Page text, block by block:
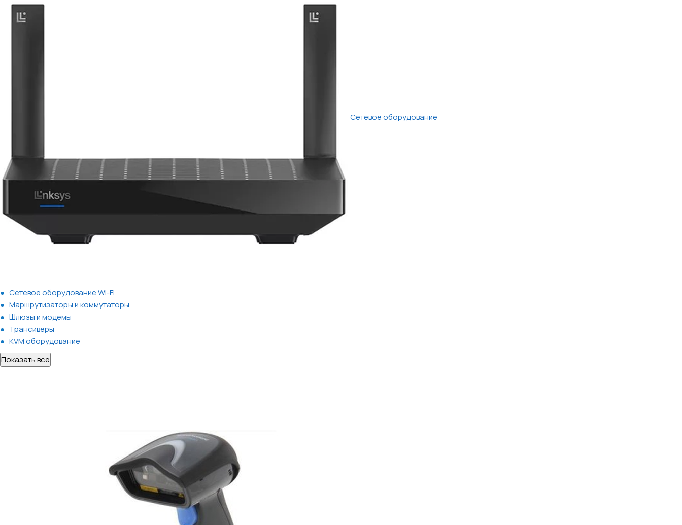
Сетевое оборудование
Сетевое оборудование Wi-Fi
Маршрутизаторы и коммутаторы
Шлюзы и модемы
Трансиверы
KVM оборудование
Показать все